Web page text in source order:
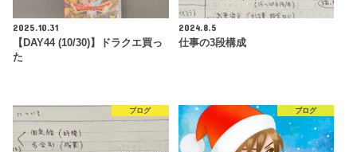
2025.10.31
【DAY44 (10/30)】ドラクエ買っ
た
2024.8.5
仕事の3段構成
ブログ ブログ